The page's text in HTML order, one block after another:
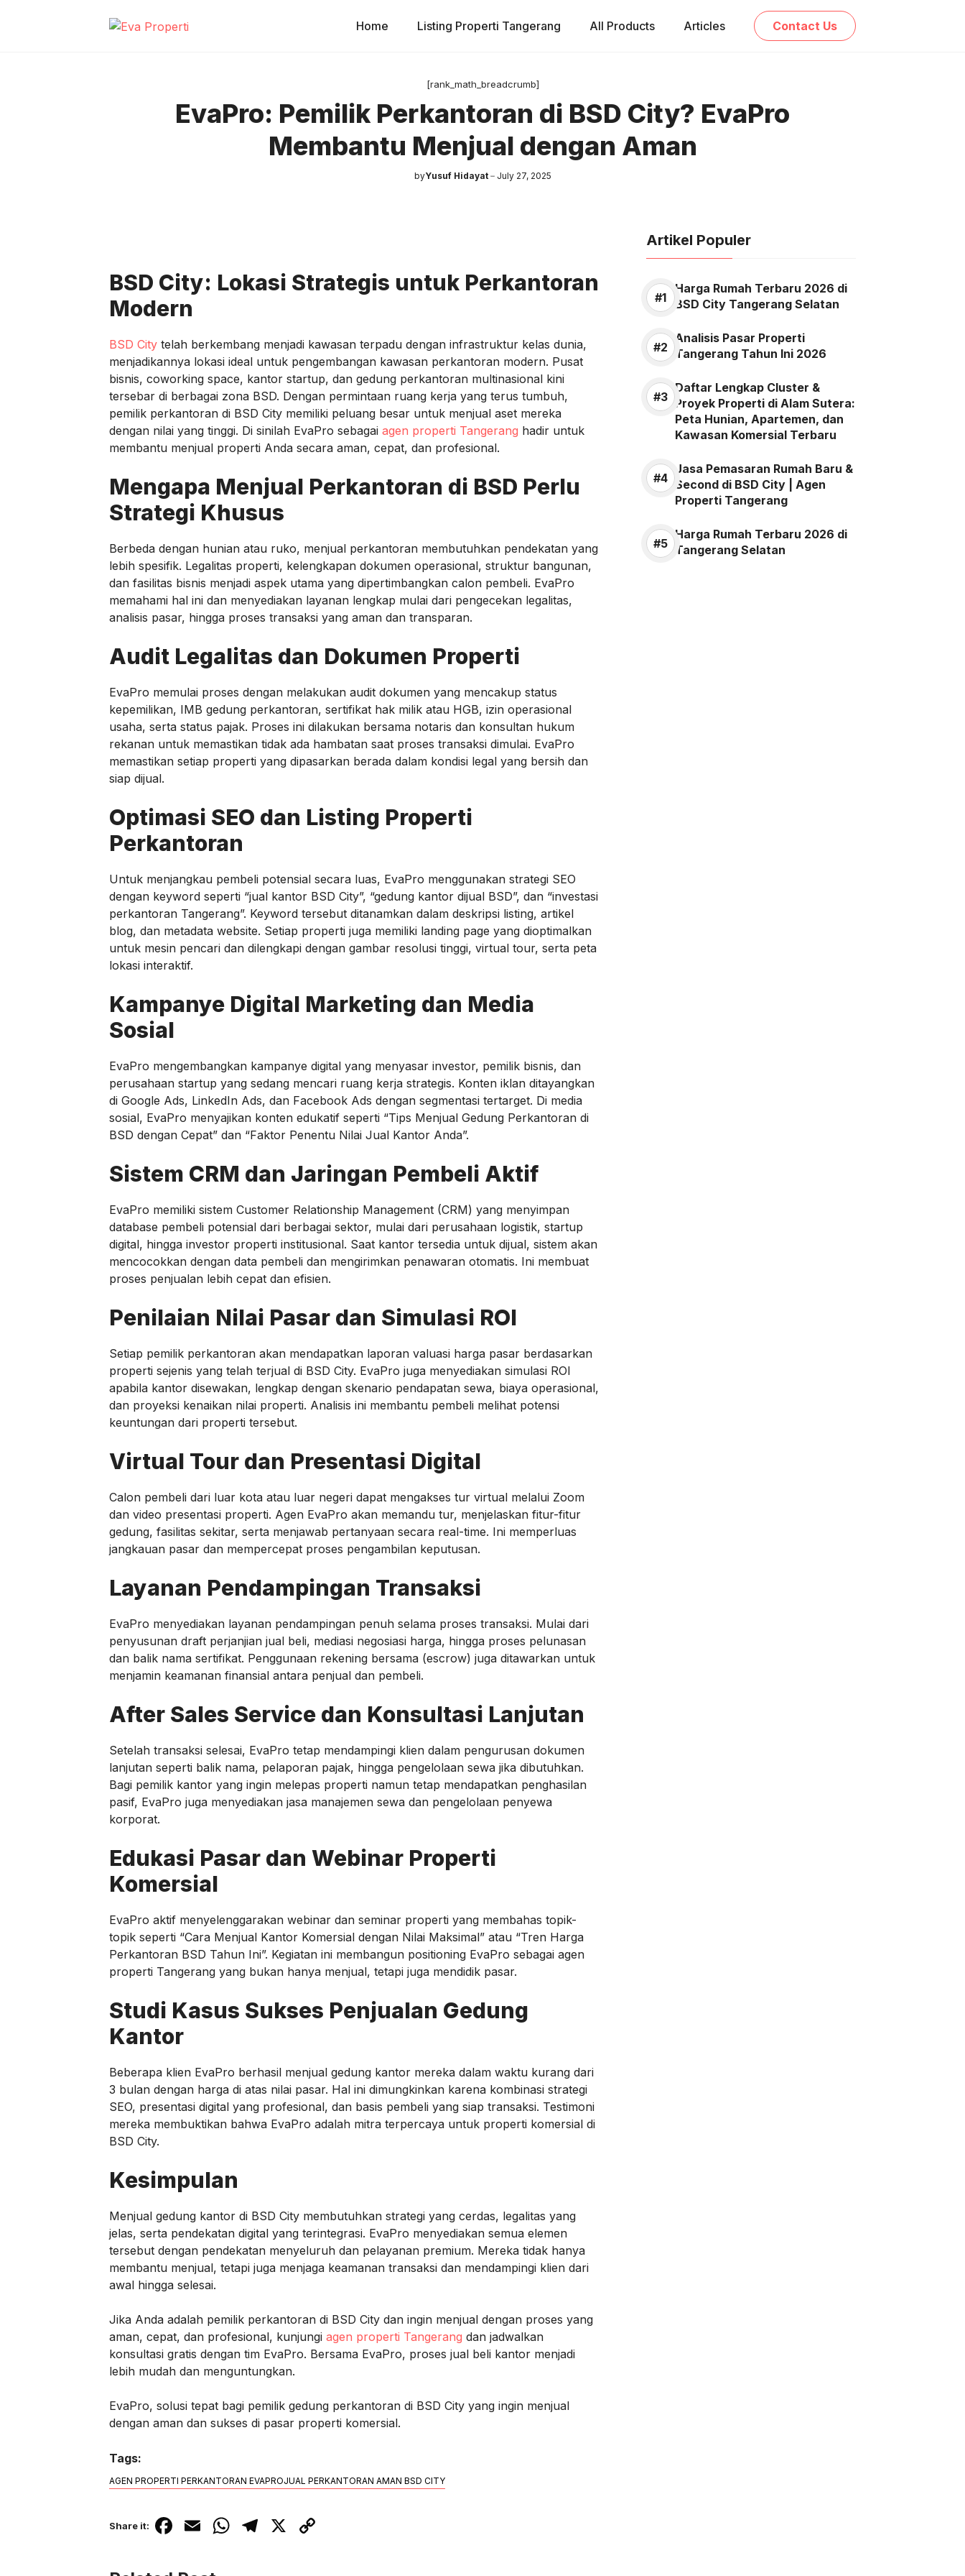
Home Listing Properti Tangerang All Products Articles Contact Us
[rank_math_breadcrumb]
EvaPro: Pemilik Perkantoran di BSD City? EvaPro
Membantu Menjual dengan Aman
byYusuf Hidayat July 27, 2025
BSD City: Lokasi Strategis untuk Perkantoran
Modern
BSD City telah berkembang menjadi kawasan terpadu dengan infrastruktur kelas dunia,
menjadikannya lokasi ideal untuk pengembangan kawasan perkantoran modern. Pusat
bisnis, coworking space, kantor startup, dan gedung perkantoran multinasional kini
tersebar di berbagai zona BSD. Dengan permintaan ruang kerja yang terus tumbuh,
pemilik perkantoran di BSD City memiliki peluang besar untuk menjual aset mereka
dengan nilai yang tinggi. Di sinilah EvaPro sebagai agen properti Tangerang hadir untuk
membantu menjual properti Anda secara aman, cepat, dan profesional.
Mengapa Menjual Perkantoran di BSD Perlu
Strategi Khusus
Berbeda dengan hunian atau ruko, menjual perkantoran membutuhkan pendekatan yang
lebih spesifik. Legalitas properti, kelengkapan dokumen operasional, struktur bangunan,
dan fasilitas bisnis menjadi aspek utama yang dipertimbangkan calon pembeli. EvaPro
memahami hal ini dan menyediakan layanan lengkap mulai dari pengecekan legalitas,
analisis pasar, hingga proses transaksi yang aman dan transparan.
Audit Legalitas dan Dokumen Properti
EvaPro memulai proses dengan melakukan audit dokumen yang mencakup status
kepemilikan, IMB gedung perkantoran, sertifikat hak milik atau HGB, izin operasional
usaha, serta status pajak. Proses ini dilakukan bersama notaris dan konsultan hukum
rekanan untuk memastikan tidak ada hambatan saat proses transaksi dimulai. EvaPro
memastikan setiap properti yang dipasarkan berada dalam kondisi legal yang bersih dan
siap dijual.
Optimasi SEO dan Listing Properti
Perkantoran
Untuk menjangkau pembeli potensial secara luas, EvaPro menggunakan strategi SEO
dengan keyword seperti “jual kantor BSD City”, “gedung kantor dijual BSD”, dan “investasi
perkantoran Tangerang”. Keyword tersebut ditanamkan dalam deskripsi listing, artikel
blog, dan metadata website. Setiap properti juga memiliki landing page yang dioptimalkan
untuk mesin pencari dan dilengkapi dengan gambar resolusi tinggi, virtual tour, serta peta
lokasi interaktif.
Kampanye Digital Marketing dan Media
Sosial
EvaPro mengembangkan kampanye digital yang menyasar investor, pemilik bisnis, dan
perusahaan startup yang sedang mencari ruang kerja strategis. Konten iklan ditayangkan
di Google Ads, LinkedIn Ads, dan Facebook Ads dengan segmentasi tertarget. Di media
sosial, EvaPro menyajikan konten edukatif seperti “Tips Menjual Gedung Perkantoran di
BSD dengan Cepat” dan “Faktor Penentu Nilai Jual Kantor Anda”.
Sistem CRM dan Jaringan Pembeli Aktif
EvaPro memiliki sistem Customer Relationship Management (CRM) yang menyimpan
database pembeli potensial dari berbagai sektor, mulai dari perusahaan logistik, startup
digital, hingga investor properti institusional. Saat kantor tersedia untuk dijual, sistem akan
mencocokkan dengan data pembeli dan mengirimkan penawaran otomatis. Ini membuat
proses penjualan lebih cepat dan efisien.
Penilaian Nilai Pasar dan Simulasi ROI
Setiap pemilik perkantoran akan mendapatkan laporan valuasi harga pasar berdasarkan
properti sejenis yang telah terjual di BSD City. EvaPro juga menyediakan simulasi ROI
apabila kantor disewakan, lengkap dengan skenario pendapatan sewa, biaya operasional,
dan proyeksi kenaikan nilai properti. Analisis ini membantu pembeli melihat potensi
keuntungan dari properti tersebut.
Virtual Tour dan Presentasi Digital
Calon pembeli dari luar kota atau luar negeri dapat mengakses tur virtual melalui Zoom
dan video presentasi properti. Agen EvaPro akan memandu tur, menjelaskan fitur-fitur
gedung, fasilitas sekitar, serta menjawab pertanyaan secara real-time. Ini memperluas
jangkauan pasar dan mempercepat proses pengambilan keputusan.
Layanan Pendampingan Transaksi
EvaPro menyediakan layanan pendampingan penuh selama proses transaksi. Mulai dari
penyusunan draft perjanjian jual beli, mediasi negosiasi harga, hingga proses pelunasan
dan balik nama sertifikat. Penggunaan rekening bersama (escrow) juga ditawarkan untuk
menjamin keamanan finansial antara penjual dan pembeli.
After Sales Service dan Konsultasi Lanjutan
Setelah transaksi selesai, EvaPro tetap mendampingi klien dalam pengurusan dokumen
lanjutan seperti balik nama, pelaporan pajak, hingga pengelolaan sewa jika dibutuhkan.
Bagi pemilik kantor yang ingin melepas properti namun tetap mendapatkan penghasilan
pasif, EvaPro juga menyediakan jasa manajemen sewa dan pengelolaan penyewa
korporat.
Edukasi Pasar dan Webinar Properti
Komersial
EvaPro aktif menyelenggarakan webinar dan seminar properti yang membahas topik-
topik seperti “Cara Menjual Kantor Komersial dengan Nilai Maksimal” atau “Tren Harga
Perkantoran BSD Tahun Ini”. Kegiatan ini membangun positioning EvaPro sebagai agen
properti Tangerang yang bukan hanya menjual, tetapi juga mendidik pasar.
Studi Kasus Sukses Penjualan Gedung
Kantor
Beberapa klien EvaPro berhasil menjual gedung kantor mereka dalam waktu kurang dari
3 bulan dengan harga di atas nilai pasar. Hal ini dimungkinkan karena kombinasi strategi
SEO, presentasi digital yang profesional, dan basis pembeli yang siap transaksi. Testimoni
mereka membuktikan bahwa EvaPro adalah mitra terpercaya untuk properti komersial di
BSD City.
Kesimpulan
Menjual gedung kantor di BSD City membutuhkan strategi yang cerdas, legalitas yang
jelas, serta pendekatan digital yang terintegrasi. EvaPro menyediakan semua elemen
tersebut dengan pendekatan menyeluruh dan pelayanan premium. Mereka tidak hanya
membantu menjual, tetapi juga menjaga keamanan transaksi dan mendampingi klien dari
awal hingga selesai.
Jika Anda adalah pemilik perkantoran di BSD City dan ingin menjual dengan proses yang
aman, cepat, dan profesional, kunjungi agen properti Tangerang dan jadwalkan
konsultasi gratis dengan tim EvaPro. Bersama EvaPro, proses jual beli kantor menjadi
lebih mudah dan menguntungkan.
EvaPro, solusi tepat bagi pemilik gedung perkantoran di BSD City yang ingin menjual
dengan aman dan sukses di pasar properti komersial.
Tags:
AGEN PROPERTI PERKANTORAN EVAPROJUAL PERKANTORAN AMAN BSD CITY
Share it: F
E
W T
X C
Artikel Populer
Harga Rumah Terbaru 2026 di
BSD City Tangerang Selatan
Analisis Pasar Properti
Tangerang Tahun Ini 2026
Daftar Lengkap Cluster &
Proyek Properti di Alam Sutera:
Peta Hunian, Apartemen, dan
Kawasan Komersial Terbaru
Jasa Pemasaran Rumah Baru &
Second di BSD City | Agen
Properti Tangerang
Harga Rumah Terbaru 2026 di
Tangerang Selatan